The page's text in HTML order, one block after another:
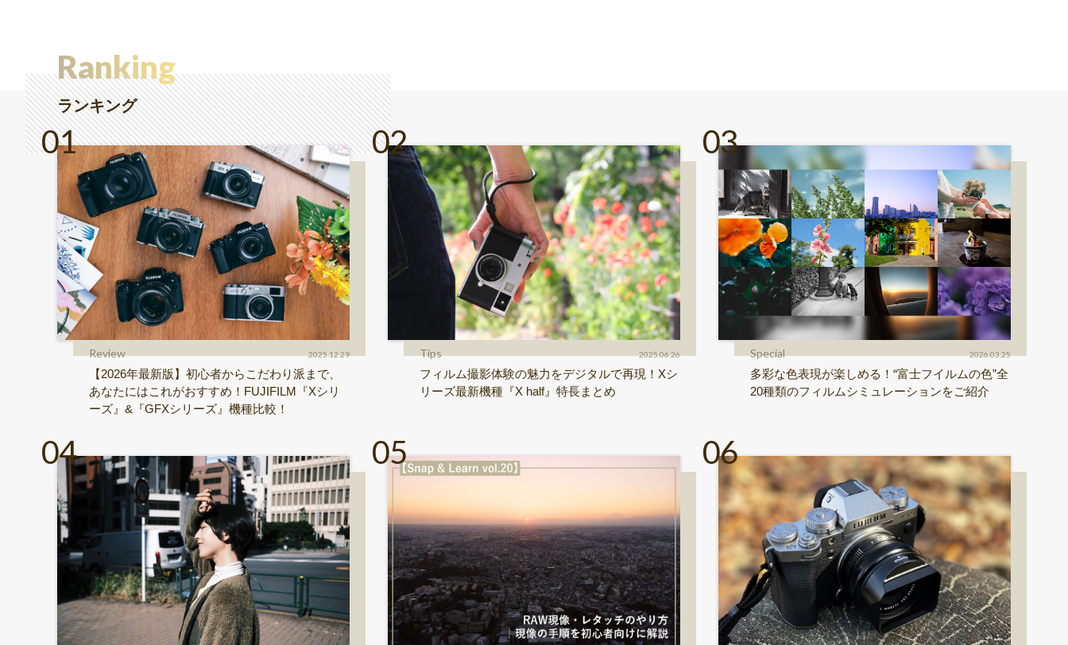
Ranking
ランキング
Review 2025.12.29
【2026年最新版】初心者からこだわり派まで、
あなたにはこれがおすすめ！FUJIFILM『Xシリ
ーズ』&『GFXシリーズ』機種比較！
Tips 2025.06.26
フィルム撮影体験の魅力をデジタルで再現！Xシ
リーズ最新機種『X half』特長まとめ
Special 2026.03.25
多彩な色表現が楽しめる！“富士フイルムの色”全
20種類のフィルムシミュレーションをご紹介